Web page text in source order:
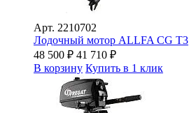
Арт. 2210702
Лодочный мотор ALLFA CG T3
48 500 ₽ 41 710 ₽
В корзину Купить в 1 клик